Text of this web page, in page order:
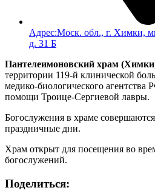
Адрес:Моск. обл., г. Химки,
д. 31 Б
Пантелеимоновский храм
территории 119-й клинической
медико-биологического агентства
помощи Троице-Сергиевой лавры.
Богослужения в храме
праздничные дни.
Храм открыт для посещения во
богослужений.
Поделиться: